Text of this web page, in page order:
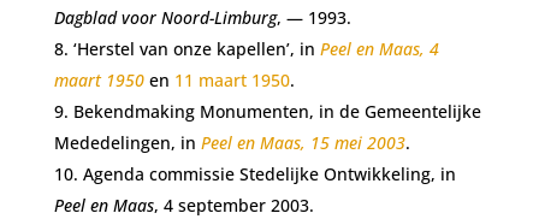
Dagblad voor Noord-Limburg, — 1993.
‘Herstel van onze kapellen’, in Peel en Maas, 4
maart 1950en 11 maart 1950.
Bekendmaking Monumenten, in de Gemeentelijke
Mededelingen, in Peel en Maas, 15 mei 2003.
Agenda commissie Stedelijke Ontwikkeling, in
Peel en Maas, 4 september 2003.